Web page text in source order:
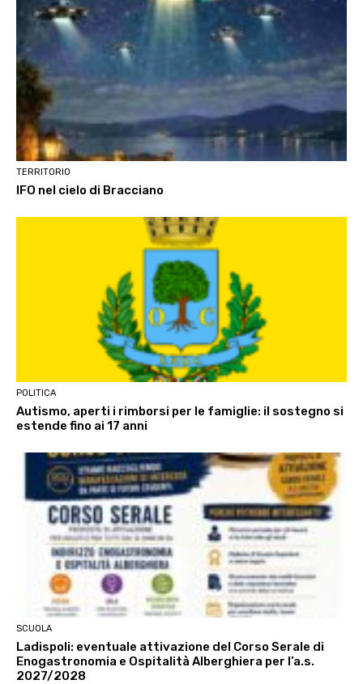
TERRITORIO
IFO nel cielo di Bracciano
POLITICA
Autismo, aperti i rimborsi per le famiglie: il sostegno si
estende fino ai 17 anni
SCUOLA
Ladispoli: eventuale attivazione del Corso Serale di
Enogastronomia e Ospitalità Alberghiera per l’a.s.
2027/2028